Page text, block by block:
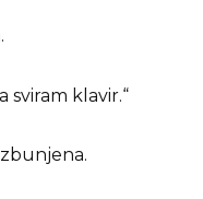
sviram klavir.“
zbunjena.